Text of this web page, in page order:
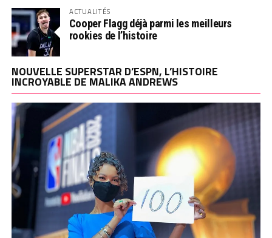
ACTUALITÉS
Cooper Flagg déjà parmi les meilleurs
rookies de l’histoire
NOUVELLE SUPERSTAR D’ESPN, L’HISTOIRE
INCROYABLE DE MALIKA ANDREWS